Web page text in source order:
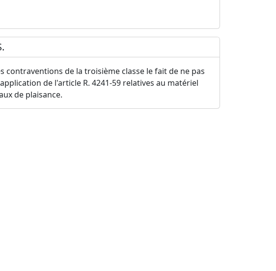
contraventions de la troisième classe le fait de ne pas
de l'article R. 4241-59 relatives au matériel
de plaisance.